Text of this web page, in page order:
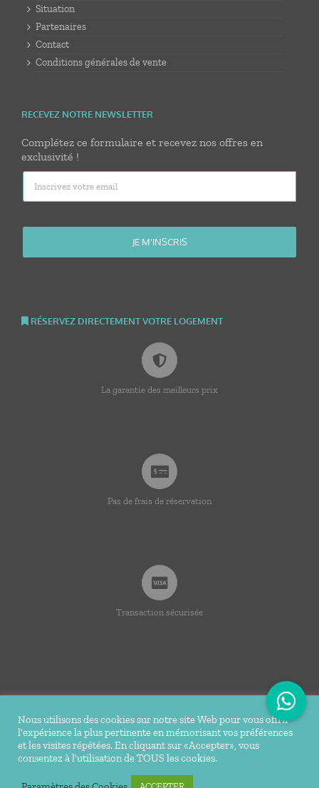
Situation
Partenaires
Contact
Conditions générales de vente
RECEVEZ NOTRE NEWSLETTER
Complétez ce formulaire et recevez nos offres en
exclusivité !
RÉSERVEZ DIRECTEMENT VOTRE LOGEMENT
La garantie des meilleurs prix
Pas de frais de réservation
Transaction sécurisée
© Copyright 2020 -2026 | Ti Bakoua | Tous droits
réservés |Mentions légales| Conception Réalisation du site
Nous utilisons des cookies sur notre site Web pour vous offrir
l'expérience la plus pertinente en mémorisant vos préférences
et les visites répétées. En cliquant sur «Accepter», vous
consentez à l'utilisation de TOUS les cookies.